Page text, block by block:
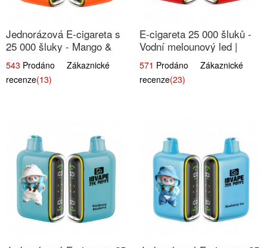
Jednorázová E-cigareta s
25 000 šluky - Mango &
Ananas | Exotická ovocná
směs
543 Prodáno Zákaznické
recenze(13)
E-cigareta 25 000 šluků -
Vodní melounový led |
Osvěžující letní příchuť
571 Prodáno Zákaznické
recenze(23)